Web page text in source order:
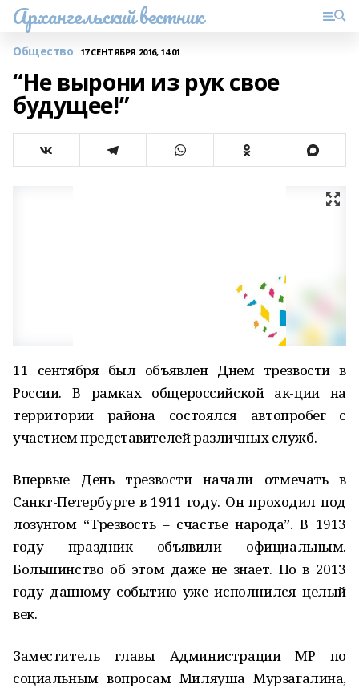
Архангельский вестник
Общество 17 СЕНТЯБРЯ 2016, 14:01
“Не вырони из рук свое
будущее!”
11 сентября был объявлен Днем трезвости в
России. В рамках общероссийской ак-ции на
территории района состоялся автопробег с
участием представителей различных служб.
Впервые День трезвости начали отмечать в
Санкт-Петербурге в 1911 году. Он проходил под
лозунгом “Трезвость – счастье народа”. В 1913
году праздник объявили официальным.
Большинство об этом даже не знает. Но в 2013
году данному событию уже исполнился целый
век.
Заместитель главы Администрации МР по
социальным вопросам Миляуша Мурзагалина,